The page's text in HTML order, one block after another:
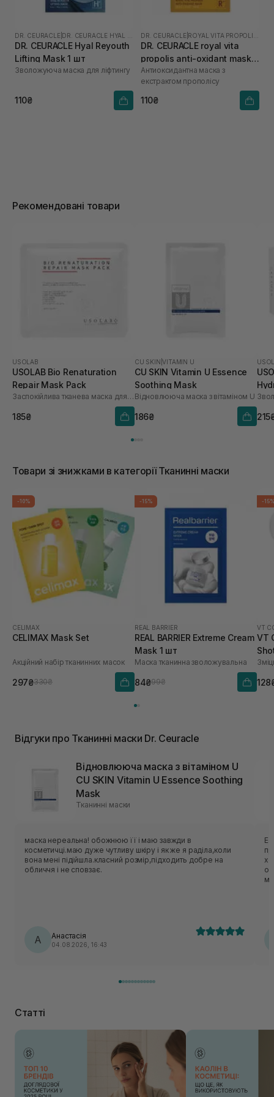
DR. CEURACLE
DR. CEURACLE Hyal Reyouth
Lifting Mask 1 шт
Зволожуюча маска для ліфтингу
110₴
DR. CEURACLE
DR. CEURACLE royal vita
propolis anti-oxidant mask 1
шт
Антиоксидантна маска з
екстрактом прополісу
110₴
Рекомендовані товари
USOLAB
USOLAB Bio Renaturation
Repair Mask Pack
Заспокійлива тканева маска для обличчя
185₴
CU SKIN |VITAMIN U
CU SKIN Vitamin U Essence
Soothing Mask
Відновлююча маска з вітаміном U
186₴
шт
Товари зі знижками в категорії Тканинні маски
-10%
CELIMAX
CELIMAX Mask Set
Акційний набір тканинних масок
297₴330₴
-15%
REAL BARRIER
REAL BARRIER Extreme Cream
Mask 1 шт
Маска тканинна зволожувальна
84₴99₴
-
VT
VT
Відгуки про Тканинні маски Dr. Ceuracle
Відновлююча маска з вітаміном U
CU SKIN Vitamin U Essence Soothing
Mask
Тканинні маски
маска нереальна! обожнюю її і маю завжди в
косметичці.маю дуже чутливу шкіру і як же я раділа,коли
вона мені підійшла.класний розмір,підходить добре на
обличчя і не сповзає.
А Анастасія
04.08.2026, 16:43
Статті